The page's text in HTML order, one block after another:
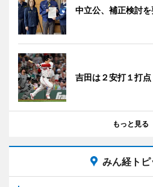
中立公、補正検討
吉田は２安打１打
もっと見る
みん経トピ